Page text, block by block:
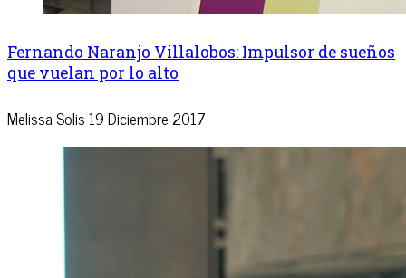
Fernando Naranjo Villalobos: Impulsor de sueños
que vuelan por lo alto
Melissa Solis19 Diciembre 2017